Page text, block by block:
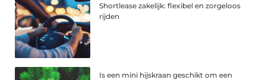
Shortlease zakelijk: flexibel en zorgeloos
rijden
Is een mini hijskraan geschikt om een